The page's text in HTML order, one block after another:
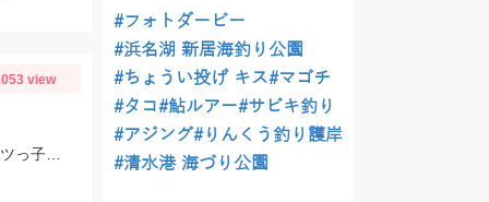
view
#フォトダービー
#浜名湖 新居海釣り公園
#ちょうい投げ キス#マゴチ
#タコ#鮎ルアー#サビキ釣り
#アジング#りんくう釣り護岸
#清水港 海づり公園